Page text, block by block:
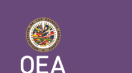
contenido